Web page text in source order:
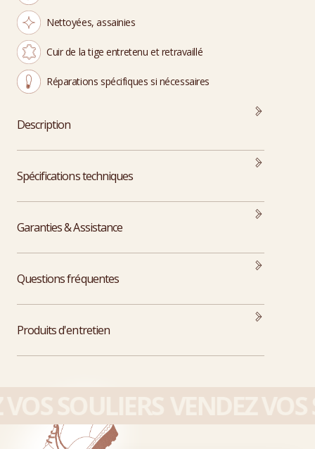
Nettoyées, assainies
Cuir de la tige entretenu et retravaillé
Réparations spécifiques si nécessaires
Description
Spécifications techniques
Garanties & Assistance
Questions fréquentes
Produits d'entretien